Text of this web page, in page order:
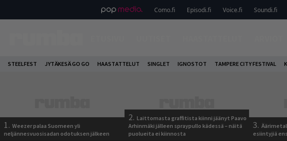
Como.fi Episodi.fi Voice.fi Soundi.fi
STEELFEST JYTÄKESÄ GO GO HAASTATTELUT SINGLET IGNOSTOT TAMPERE CITY FESTIVAL
1. Weezer palaa Suomeen yli
neljännesvuosisadan odotuksen jälkeen
2. Laittomasta graffitista kiinni jäänyt Paavo
Arhinmäki jälleen spraypullo kädessä – näitä
puolueita ei kiinnosta
3.
esiintyjiä